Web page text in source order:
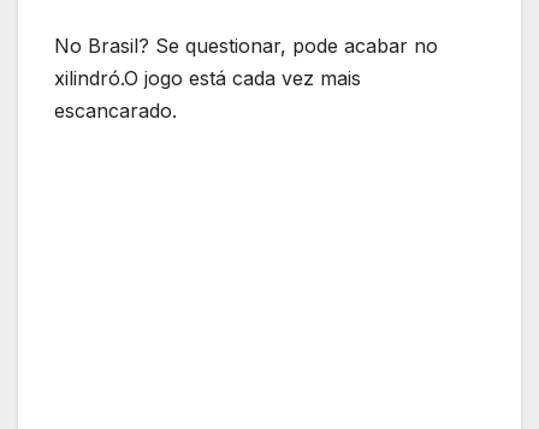
No Brasil? Se questionar, pode acabar no
xilindró.O jogo está cada vez mais
escancarado.